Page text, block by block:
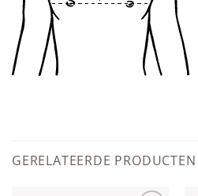
GERELATEERDE PRODUCTEN